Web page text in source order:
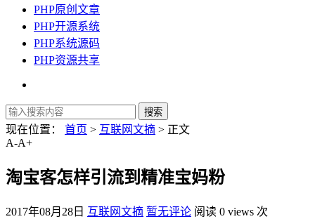
PHP原创文章
PHP开源系统
PHP系统源码
PHP资源共享
现在位置： 首页 > 互联网文摘 > 正文
A-A+
淘宝客怎样引流到精准宝妈粉
2017年08月28日 互联网文摘 暂无评论 阅读 0 views 次